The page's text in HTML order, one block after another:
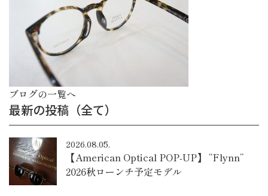
ブログの一覧へ
最新の投稿（全て）
2026.08.05.
【American Optical POP-UP】 “Flynn”
2026秋ローンチ予定モデル